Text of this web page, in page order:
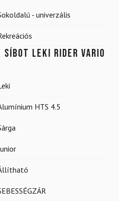
- univerzális
LEKI Rider Vario
HTS 4.5